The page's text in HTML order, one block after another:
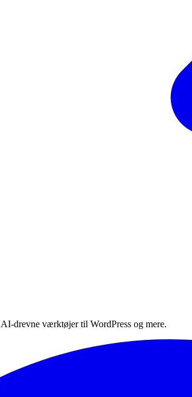
drevne værktøjer til WordPress og mere.